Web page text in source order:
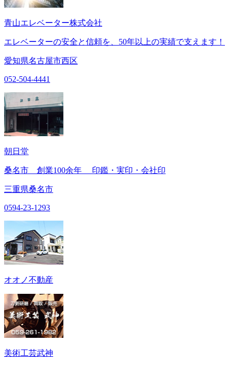
青山エレベーター株式会社
エレベーターの安全と信頼を、50年以上の実績で支えます！
愛知県名古屋市西区
052-504-4441
朝日堂
桑名市 創業100余年 印鑑・実印・会社印
三重県桑名市
0594-23-1293
オオノ不動産
美術工芸武神